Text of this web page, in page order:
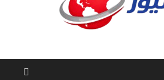
الأخبار
والتقارير